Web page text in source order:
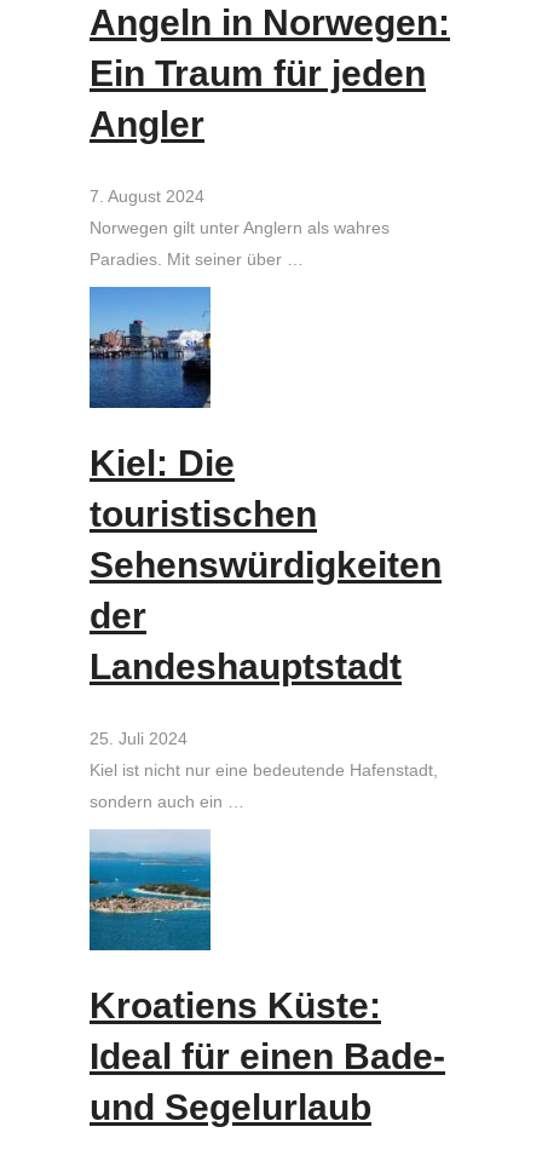
Angeln in Norwegen:
Ein Traum für jeden
Angler
7. August 2024
Norwegen gilt unter Anglern als wahres
Paradies. Mit seiner über …
Kiel: Die
touristischen
Sehenswürdigkeiten
der
Landeshauptstadt
25. Juli 2024
Kiel ist nicht nur eine bedeutende Hafenstadt,
sondern auch ein …
Kroatiens Küste:
Ideal für einen Bade-
und Segelurlaub